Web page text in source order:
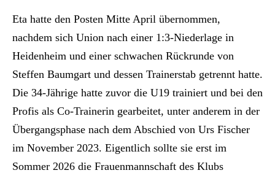
Eta hatte den Posten Mitte April übernommen,
nachdem sich Union nach einer 1:3-Niederlage in
Heidenheim und einer schwachen Rückrunde von
Steffen Baumgart und dessen Trainerstab getrennt hatte.
Die 34-Jährige hatte zuvor die U19 trainiert und bei den
Profis als Co-Trainerin gearbeitet, unter anderem in der
Übergangsphase nach dem Abschied von Urs Fischer
im November 2023. Eigentlich sollte sie erst im
Sommer 2026 die Frauenmannschaft des Klubs